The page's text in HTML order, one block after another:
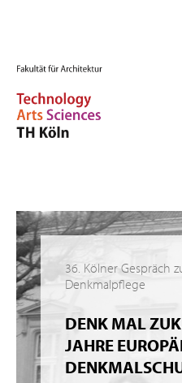
36. Kölner Gespräch
Denkmalpflege
DENK MAL
JAHRE